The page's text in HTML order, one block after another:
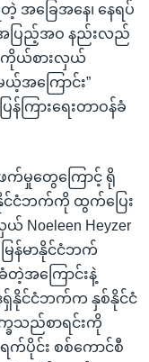
ခြေအနေ၊ နေရပ်
အပြည့်အဝ နည်းလည်
ယ်စားလှယ်
အကြောင်း”
ကြားရေးတာဝန်ခံ
က်မှုတွေကြောင့် ရို
နိုင်ငံဘက်ကို ထွက်ပြေး
Noeleen Heyzer
ြန်မာနိုင်ငံဘက်
အကြောင်းနဲ့
ေ့ရှ်နိုင်ငံဘက်က နှစ်နိုင်ငံ
ခသည်စာရင်းကို
ရက်ပိုင်း စစ်ကောင်စီ